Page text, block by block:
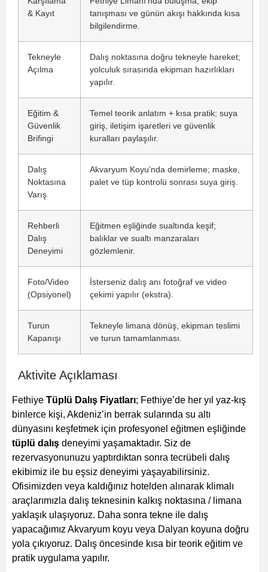
& Kayıt
tanışması ve günün akışı hakkında kısa
bilgilendirme.
Tekneyle
Açılma
Dalış noktasına doğru tekneyle hareket;
yolculuk sırasında ekipman hazırlıkları
yapılır.
Eğitim &
Güvenlik
Brifingi
Temel teorik anlatım + kısa pratik; suya
giriş, iletişim işaretleri ve güvenlik
kuralları paylaşılır.
Dalış
Noktasına
Varış
Akvaryum Koyu’nda demirleme; maske,
palet ve tüp kontrolü sonrası suya giriş.
Rehberli
Dalış
Deneyimi
Eğitmen eşliğinde sualtında keşif;
balıklar ve sualtı manzaraları
gözlemlenir.
Foto/Video
(Opsiyonel)
İsterseniz dalış anı fotoğraf ve video
çekimi yapılır (ekstra).
Turun
Kapanışı
Tekneyle limana dönüş, ekipman teslimi
ve turun tamamlanması.
Aktivite Açıklaması
Fethiye Tüplü Dalış Fiyatları; Fethiye’de her yıl yaz-kış
binlerce kişi, Akdeniz’in berrak sularında su altı
dünyasını keşfetmek için profesyonel eğitmen eşliğinde
tüplü dalış deneyimi yaşamaktadır. Siz de
rezervasyonunuzu yaptırdıktan sonra tecrübeli dalış
ekibimiz ile bu eşsiz deneyimi yaşayabilirsiniz.
Ofisimizden veya kaldığınız hotelden alınarak klimalı
araçlarımızla dalış teknesinin kalkış noktasına / limana
yaklaşık ulaşıyoruz. Daha sonra tekne ile dalış
yapacağımız Akvaryum koyu veya Dalyan koyuna doğru
yola çıkıyoruz. Dalış öncesinde kısa bir teorik eğitim ve
pratik uygulama yapılır.